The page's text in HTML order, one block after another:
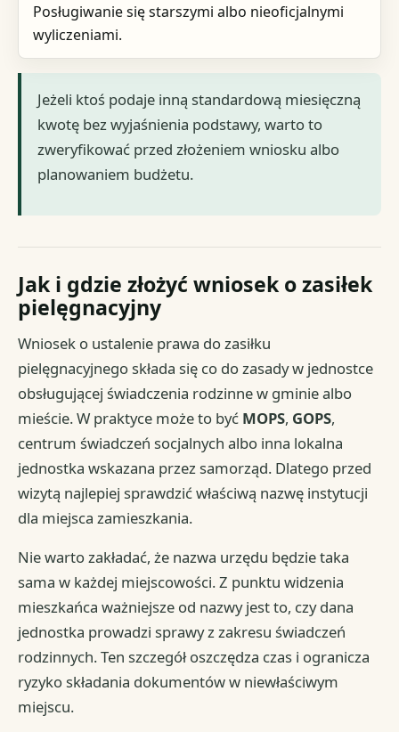
Posługiwanie się starszymi albo nieoficjalnymi
wyliczeniami.
Jeżeli ktoś podaje inną standardową miesięczną
kwotę bez wyjaśnienia podstawy, warto to
zweryfikować przed złożeniem wniosku albo
planowaniem budżetu.
Jak i gdzie złożyć wniosek o zasiłek
pielęgnacyjny
Wniosek o ustalenie prawa do zasiłku
pielęgnacyjnego składa się co do zasady w jednostce
obsługującej świadczenia rodzinne w gminie albo
mieście. W praktyce może to być MOPS, GOPS,
centrum świadczeń socjalnych albo inna lokalna
jednostka wskazana przez samorząd. Dlatego przed
wizytą najlepiej sprawdzić właściwą nazwę instytucji
dla miejsca zamieszkania.
Nie warto zakładać, że nazwa urzędu będzie taka
sama w każdej miejscowości. Z punktu widzenia
mieszkańca ważniejsze od nazwy jest to, czy dana
jednostka prowadzi sprawy z zakresu świadczeń
rodzinnych. Ten szczegół oszczędza czas i ogranicza
ryzyko składania dokumentów w niewłaściwym
miejscu.